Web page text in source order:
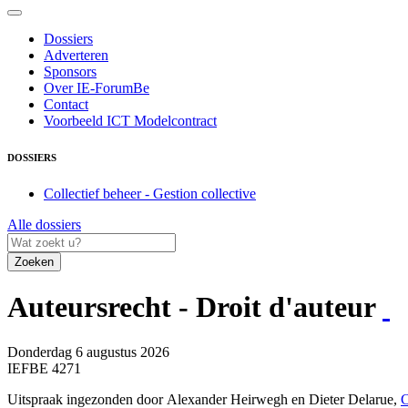
Dossiers
Adverteren
Sponsors
Over IE-ForumBe
Contact
Voorbeeld ICT Modelcontract
DOSSIERS
Collectief beheer - Gestion collective
Alle dossiers
Zoeken
Auteursrecht - Droit d'auteur
Donderdag 6 augustus 2026
IEFBE 4271
Uitspraak ingezonden door Alexander Heirwegh en Dieter Delarue,